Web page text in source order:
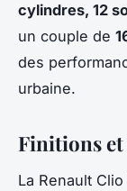
cylindres, 12
un couple de
des
urbaine.
Finitions
La Renault